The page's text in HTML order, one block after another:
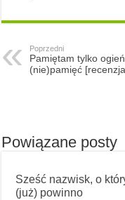
Poprzedni
Pamiętam tylko
(nie)pamięć
Powiązane posty
Sześć nazwisk, o
(już) powinno